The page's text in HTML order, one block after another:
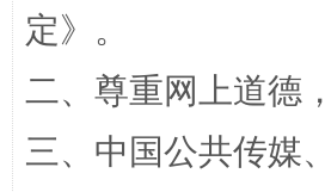
定》。
二、尊重网上道德
三、中国公共传媒